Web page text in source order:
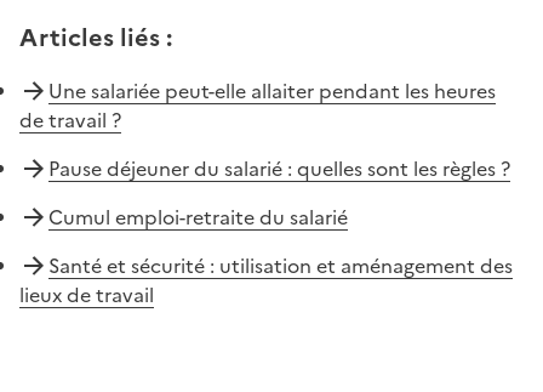
Articles liés :
Une salariée peut-elle allaiter pendant les heures
de travail ?
Pause déjeuner du salarié : quelles sont les règles ?
Cumul emploi-retraite du salarié
Santé et sécurité : utilisation et aménagement des
lieux de travail